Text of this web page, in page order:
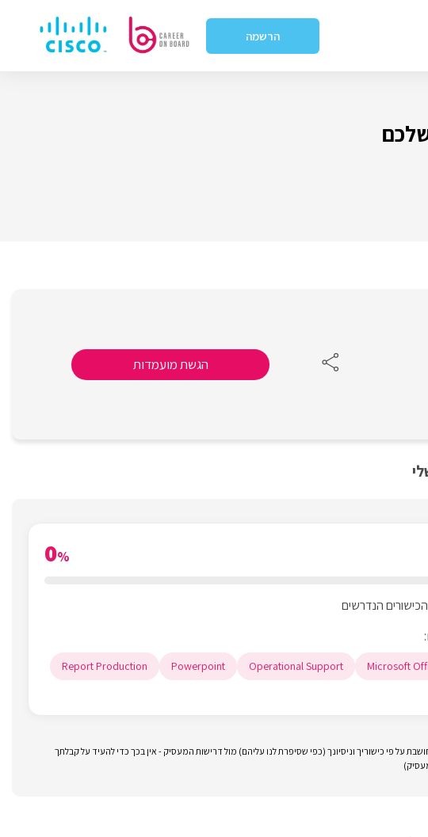
הרשמה
הגשת מועמדות
0%
Microsoft
Operational Support
Powerpoint
Report Production
על פי כישוריך וניסיונך (כפי שסיפרת לנו עליהם) מול דרישות המעסיק - אין בכך כדי להעיד על קבלתך